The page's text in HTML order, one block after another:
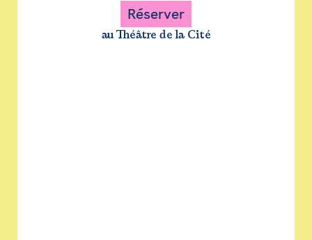
Réserver
au Théâtre de la Cité